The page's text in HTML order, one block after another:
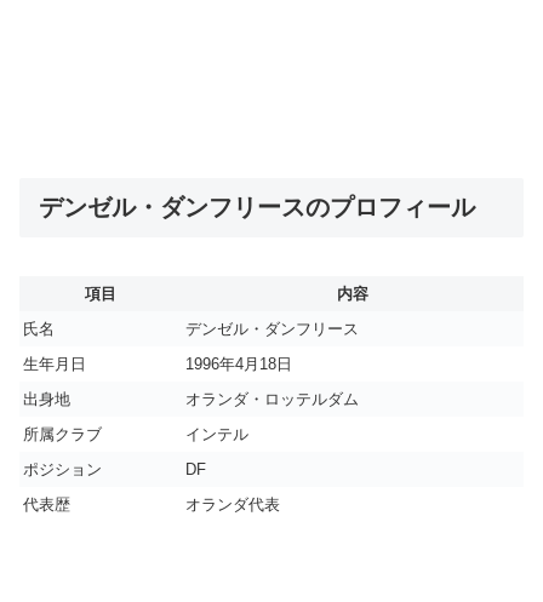
デンゼル・ダンフリースのプロフィール
項目
内容
氏名
デンゼル・ダンフリース
生年月日
1996年4月18日
出身地
オランダ・ロッテルダム
所属クラブ
インテル
ポジション
DF
代表歴
オランダ代表